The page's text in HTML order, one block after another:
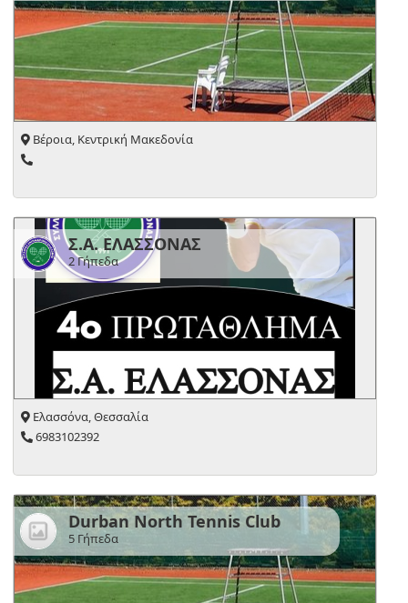
Βέροια, Κεντρική Μακεδονία
Σ.Α. ΕΛΑΣΣΟΝΑΣ
2 Γήπεδα
Ελασσόνα, Θεσσαλία
6983102392
Durban North Tennis Club
5 Γήπεδα